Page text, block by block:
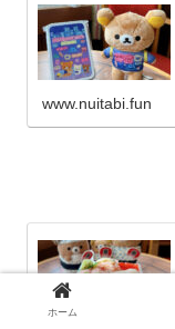
www.nuitabi.fun
ホーム